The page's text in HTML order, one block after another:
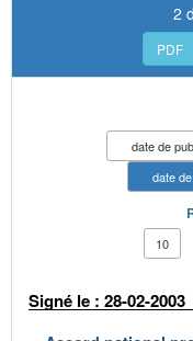
2
PDF
date de
date
10
Signé le : 28-02-2003